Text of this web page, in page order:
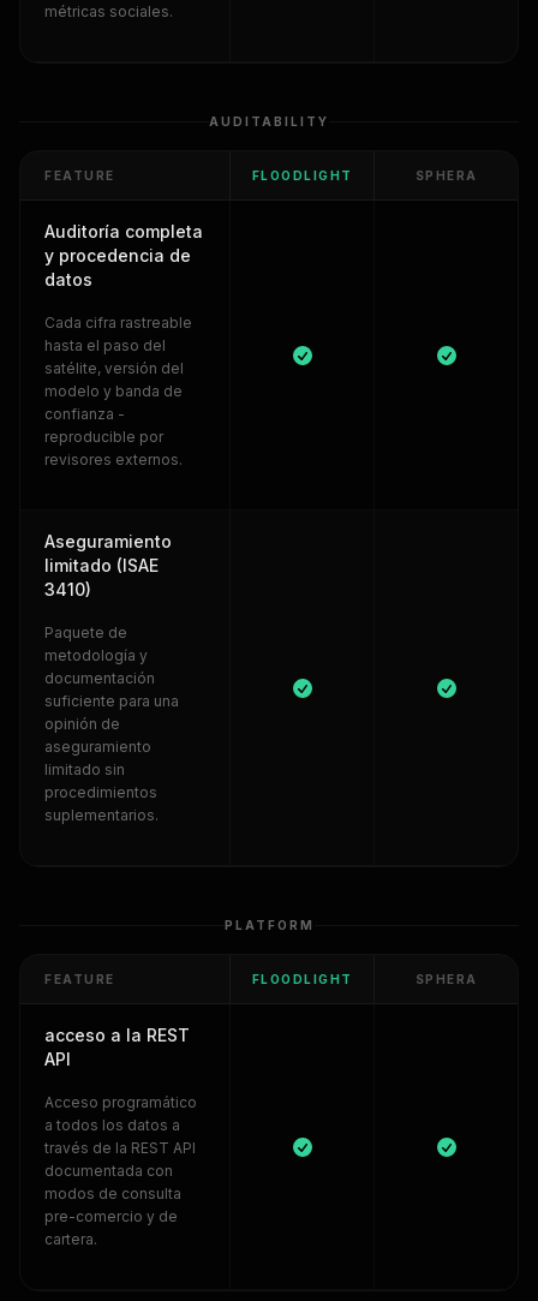
métricas sociales.
AUDITABILITY
FEATURE FLOODLIGHT SPHERA
Auditoría completa
y procedencia de
datos
Cada cifra rastreable
hasta el paso del
satélite, versión del
modelo y banda de
confianza -
reproducible por
revisores externos.
Aseguramiento
limitado (ISAE
3410)
Paquete de
metodología y
documentación
suficiente para una
opinión de
aseguramiento
limitado sin
procedimientos
suplementarios.
PLATFORM
FEATURE FLOODLIGHT SPHERA
acceso a la REST
API
Acceso programático
a todos los datos a
través de la REST API
documentada con
modos de consulta
pre-comercio y de
cartera.